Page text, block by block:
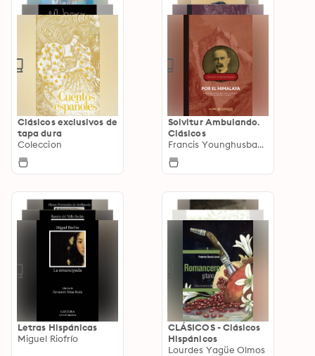
Clásicos exclusivos de
tapa dura
Coleccion
Solvitur Ambulando.
Clásicos
Francis Younghusband
Letras Hispánicas
Miguel Riofrío
CLÁSICOS - Clásicos
Hispánicos
Lourdes Yagüe Olmos